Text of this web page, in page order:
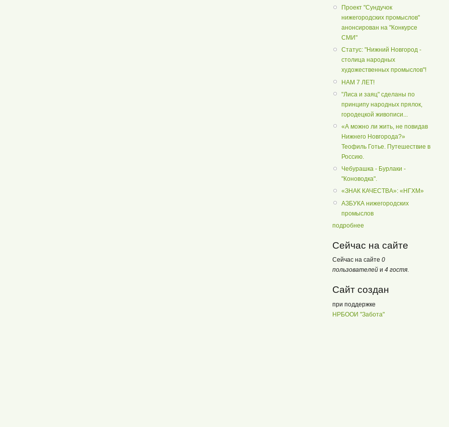
Проект "Сундучок
нижегородских промыслов"
анонсирован на "Конкурсе
СМИ"
Статус: "Нижний Новгород -
столица народных
художественных промыслов"!
НАМ 7 ЛЕТ!
"Лиса и заяц" сделаны по
принципу народных прялок,
городецкой живописи...
«А можно ли жить, не повидав
Нижнего Новгорода?»
Теофиль Готье. Путешествие в
Россию.
Чебурашка - Бурлаки -
"Коноводка".
«ЗНАК КАЧЕСТВА»: «НГХМ»
АЗБУКА нижегородских
промыслов
подробнее
Сейчас на сайте
Сейчас на сайте 0
пользователей и 4 гостя
Сайт создан
при поддержке
НРБООИ "Забота"